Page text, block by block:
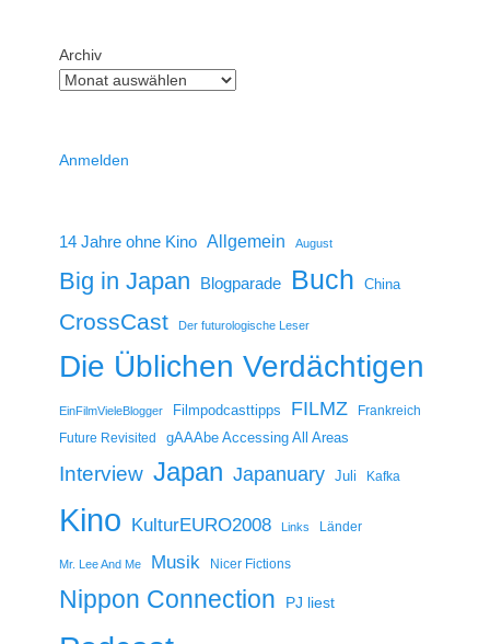
Archiv
Anmelden
14 Jahre ohne Kino Allgemein August
Big in Japan Blogparade Buch China
CrossCast Der futurologische Leser
Die Üblichen Verdächtigen
EinFilmVieleBlogger Filmpodcasttipps FILMZ
Frankreich
Future Revisited
gAAAbe Accessing All Areas
Interview Japan Japanuary Juli Kafka
Kino KulturEURO2008 Links Länder
Mr. Lee And Me Musik Nicer Fictions
Nippon Connection PJ liest